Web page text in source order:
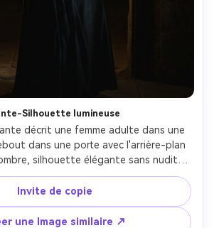
Silhouette lumineuse
décrit une femme adulte dans une
dans une porte avec l'arrière-plan
silhouette élégante sans nudité
de bande de studio derrière et clé
Nikon D780, 70mm f/2.8, trois-quarts
cinématographique, texture de
résolution, détails nets- -ar 4:5
Invite de copie
une Image similaire ↗